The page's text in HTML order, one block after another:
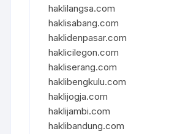
haklilangsa.com
haklisabang.com
haklidenpasar.com
haklicilegon.com
hakliserang.com
haklibengkulu.com
haklijogja.com
haklijambi.com
haklibandung.com